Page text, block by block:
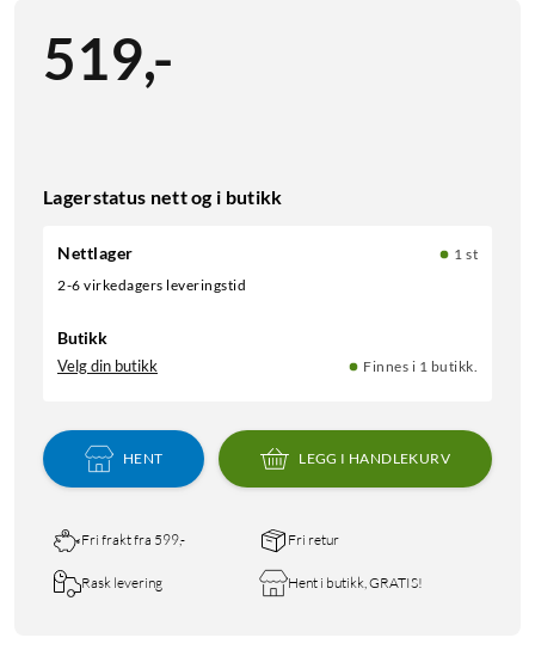
519,-
Lagerstatus nett og i butikk
Nettlager
1 st
2-6 virkedagers leveringstid
Butikk
Velg din butikk Finnes i 1 butikk.
HENT LEGG I HANDLEKURV
Fri frakt fra 599,- Fri retur
Rask levering Hent i butikk, GRATIS!